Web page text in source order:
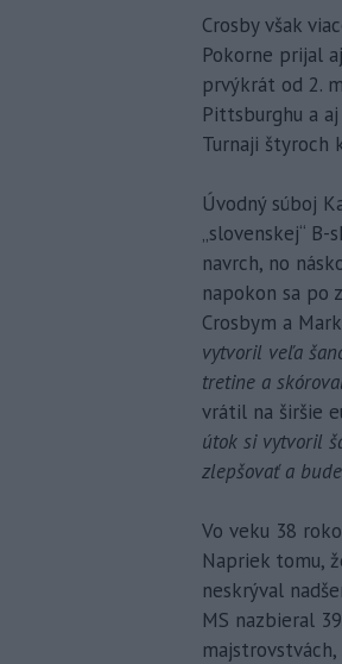
Crosby však
Pokorne prijal
prvýkrát od 2.
Pittsburghu a
Turnaji štyroch
Úvodný súboj
„slovenskej“
navrch, no
napokon sa po
Crosbym a
vytvoril veľa
tretine a
vrátil na širšie
útok si vytvoril
zlepšovať a
Vo veku 38
Napriek tomu,
neskrýval
MS nazbieral